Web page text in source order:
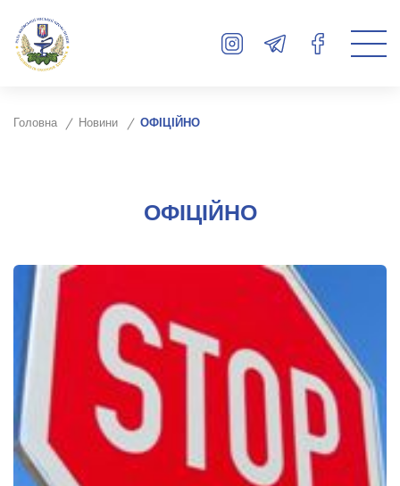
Головна Новини ОФІЦІЙНО
ОФІЦІЙНО